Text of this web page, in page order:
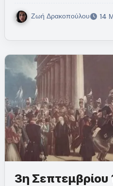
Ζωή Δρακοπούλου 14
3η Σεπτεμβρίου